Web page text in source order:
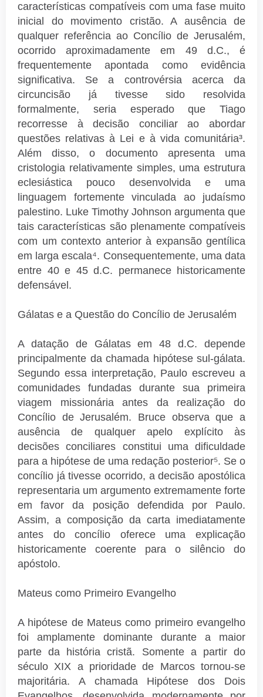
características compatíveis com uma fase muito
inicial do movimento cristão. A ausência de
qualquer referência ao Concílio de Jerusalém,
ocorrido aproximadamente em 49 d.C., é
frequentemente apontada como evidência
significativa. Se a controvérsia acerca da
circuncisão já tivesse sido resolvida
formalmente, seria esperado que Tiago
recorresse à decisão conciliar ao abordar
questões relativas à Lei e à vida comunitária³.
Além disso, o documento apresenta uma
cristologia relativamente simples, uma estrutura
eclesiástica pouco desenvolvida e uma
linguagem fortemente vinculada ao judaísmo
palestino. Luke Timothy Johnson argumenta que
tais características são plenamente compatíveis
com um contexto anterior à expansão gentílica
em larga escala⁴. Consequentemente, uma data
entre 40 e 45 d.C. permanece historicamente
defensável.
Gálatas e a Questão do Concílio de Jerusalém
A datação de Gálatas em 48 d.C. depende
principalmente da chamada hipótese sul-gálata.
Segundo essa interpretação, Paulo escreveu a
comunidades fundadas durante sua primeira
viagem missionária antes da realização do
Concílio de Jerusalém. Bruce observa que a
ausência de qualquer apelo explícito às
decisões conciliares constitui uma dificuldade
para a hipótese de uma redação posterior⁵. Se o
concílio já tivesse ocorrido, a decisão apostólica
representaria um argumento extremamente forte
em favor da posição defendida por Paulo.
Assim, a composição da carta imediatamente
antes do concílio oferece uma explicação
historicamente coerente para o silêncio do
apóstolo.
Mateus como Primeiro Evangelho
A hipótese de Mateus como primeiro evangelho
foi amplamente dominante durante a maior
parte da história cristã. Somente a partir do
século XIX a prioridade de Marcos tornou-se
majoritária. A chamada Hipótese dos Dois